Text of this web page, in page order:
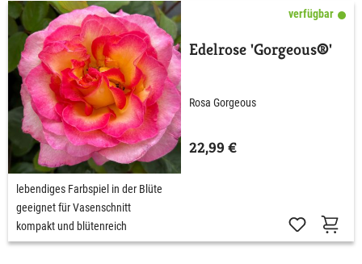
verfügbar
Edelrose 'Gorgeous®'
Rosa Gorgeous
22,99 €
lebendiges Farbspiel in der Blüte
geeignet für Vasenschnitt
kompakt und blütenreich